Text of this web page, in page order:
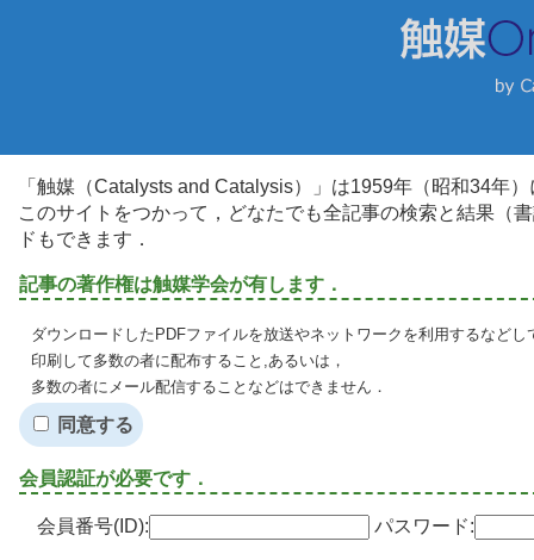
「触媒（Catalysts and Catalysis）」は1959年（昭和34年
このサイトをつかって，どなたでも全記事の検索と結果（
ドもできます．
記事の著作権は触媒学会が有します．
ダウンロードしたPDFファイルを放送やネットワークを利用するなど
印刷して多数の者に配布すること,あるいは，
多数の者にメール配信することなどはできません．
同意する
会員認証が必要です．
会員番号(ID): パスワード: